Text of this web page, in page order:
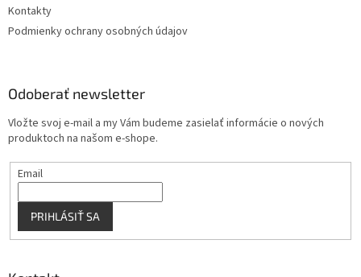
p
Kontakty
Podmienky ochrany osobných údajov
Odoberať newsletter
Vložte svoj e-mail a my Vám budeme zasielať informácie o nových
produktoch na našom e-shope.
Email
PRIHLÁSIŤ SA